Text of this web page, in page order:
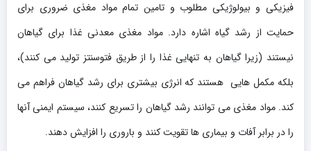
فیزیکی و بیولوژیکی مطلوب و تامین تمام مواد مغذی ضروری برای
حمایت از رشد گیاه اشاره دارد. مواد مغذی معدنی غذا برای گیاهان
نیستند (زیرا گیاهان به تنهایی غذا را از طریق فتوسنتز تولید می کنند)،
بلکه مکمل هایی هستند که انرژی بیشتری برای رشد گیاهان فراهم می
کند. مواد مغذی می توانند رشد گیاهان را تسریع کنند، سیستم ایمنی آنها
را در برابر آفات و بیماری ها تقویت کنند و باروری را افزایش دهند.